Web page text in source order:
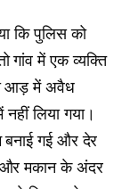
कि पुलिस को
गांव में एक व्यक्ति
आड़ में अवैध
लिया गया।
बनाई गई और देर
और मकान के अंदर